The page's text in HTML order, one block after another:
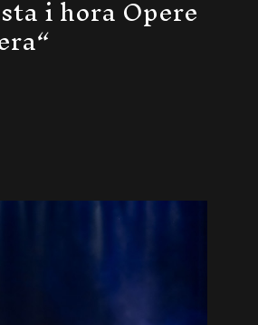
i hora Opere